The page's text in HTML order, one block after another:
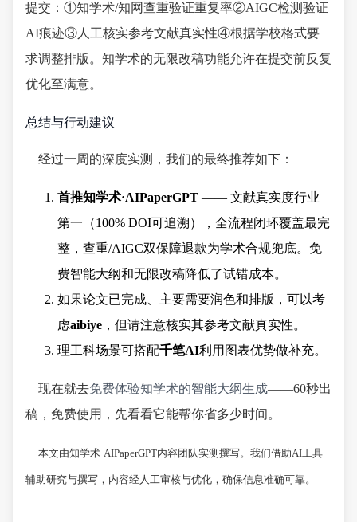
提交：①知学术/知网查重验证重复率②AIGC检测验证
AI痕迹③人工核实参考文献真实性④根据学校格式要
求调整排版。知学术的无限改稿功能允许在提交前反复
优化至满意。
总结与行动建议
经过一周的深度实测，我们的最终推荐如下：
首推知学术·AIPaperGPT —— 文献真实度行业
第一（100% DOI可追溯），全流程闭环覆盖最完
整，查重/AIGC双保障退款为学术合规兜底。免
费智能大纲和无限改稿降低了试错成本。
如果论文已完成、主要需要润色和排版，可以考
虑aibiye ，但请注意核实其参考文献真实性。
理工科场景可搭配千笔AI利用图表优势做补充。
现在就去免费体验知学术的智能大纲生成——60秒出
稿，免费使用，先看看它能帮你省多少时间。
本文由知学术·AIPaperGPT内容团队实测撰写。我们借助AI工具
辅助研究与撰写，内容经人工审核与优化，确保信息准确可靠。